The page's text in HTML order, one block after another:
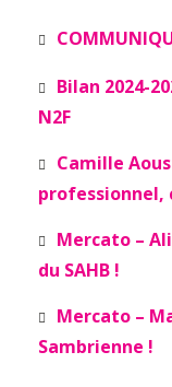
Bilan 2024-
N2F
Camille
professionnel,
Mercato –
du SAHB !
Mercato –
Sambrienne !